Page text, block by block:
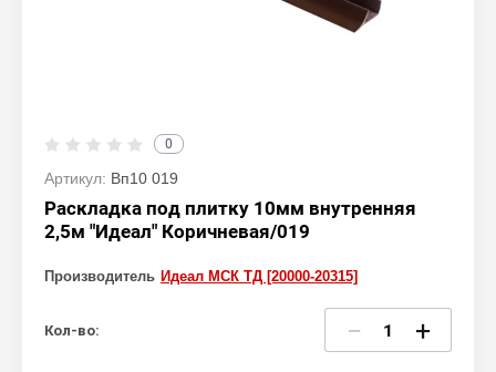
0
Артикул: Вп10 019
Раскладка под плитку 10мм внутренняя
2,5м "Идеал" Коричневая/019
Производитель Идеал МСК ТД [20000-20315]
Кол-во: − +